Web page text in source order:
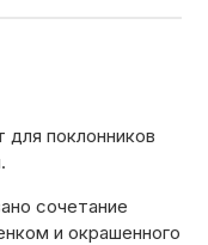
для поклонников
сочетание
и окрашенного